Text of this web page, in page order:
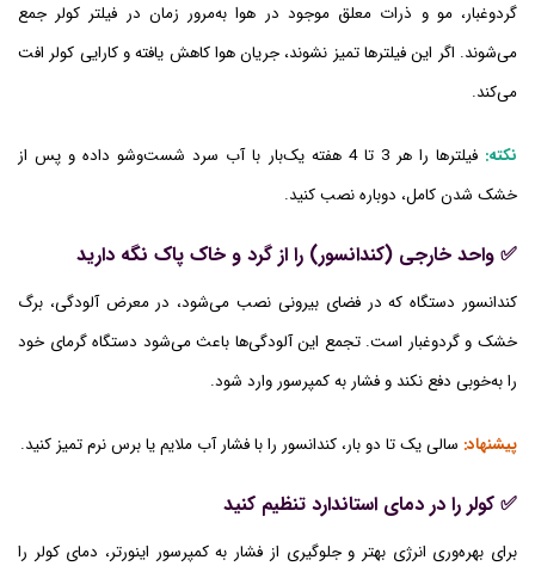
گردوغبار، مو و ذرات معلق موجود در هوا به‌مرور زمان در فیلتر کولر جمع
می‌شوند. اگر این فیلترها تمیز نشوند، جریان هوا کاهش یافته و کارایی کولر افت
می‌کند.
نکته:
فیلترها را هر 3 تا 4 هفته یک‌بار با آب سرد شست‌وشو داده و پس از
خشک شدن کامل، دوباره نصب کنید.
✅ واحد خارجی (کندانسور) را از گرد و خاک پاک نگه دارید
کندانسور دستگاه که در فضای بیرونی نصب می‌شود، در معرض آلودگی، برگ
خشک و گردوغبار است. تجمع این آلودگی‌ها باعث می‌شود دستگاه گرمای خود
را به‌خوبی دفع نکند و فشار به کمپرسور وارد شود.
پیشنهاد: سالی یک تا دو بار، کندانسور را با فشار آب ملایم یا برس نرم تمیز کنید.
✅ کولر را در دمای استاندارد تنظیم کنید
برای بهره‌وری انرژی بهتر و جلوگیری از فشار به کمپرسور اینورتر، دمای کولر را